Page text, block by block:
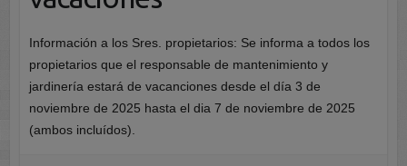
Información a los Sres. propietarios: Se informa a todos los
propietarios que el responsable de mantenimiento y
jardinería estará de vacanciones desde el día 3 de
noviembre de 2025 hasta el dia 7 de noviembre de 2025
(ambos incluídos).